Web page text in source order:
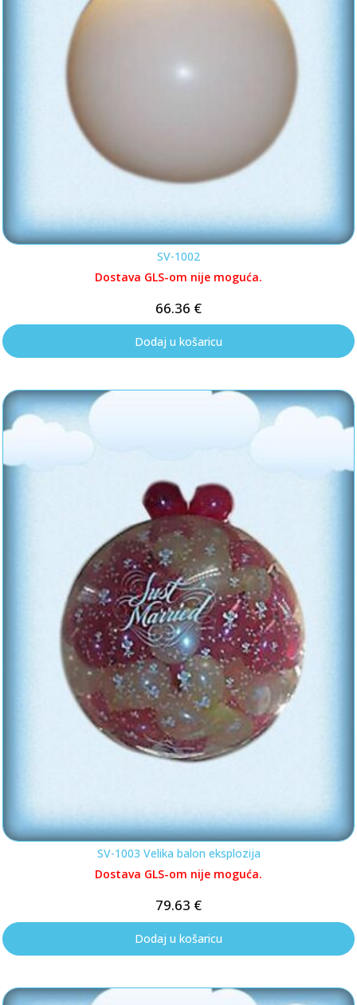
SV-1002
Dostava GLS-om nije moguća.
66.36 €
Dodaj u košaricu
SV-1003 Velika balon eksplozija
Dostava GLS-om nije moguća.
79.63 €
Dodaj u košaricu